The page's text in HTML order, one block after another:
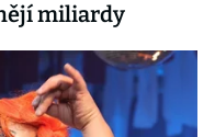
miliardy